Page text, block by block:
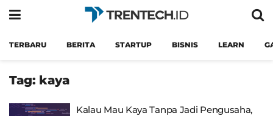
TERBARU BERITA STARTUP BISNIS LEARN
Tag: kaya
Kalau Mau Kaya Tanpa Jadi Pengusaha,